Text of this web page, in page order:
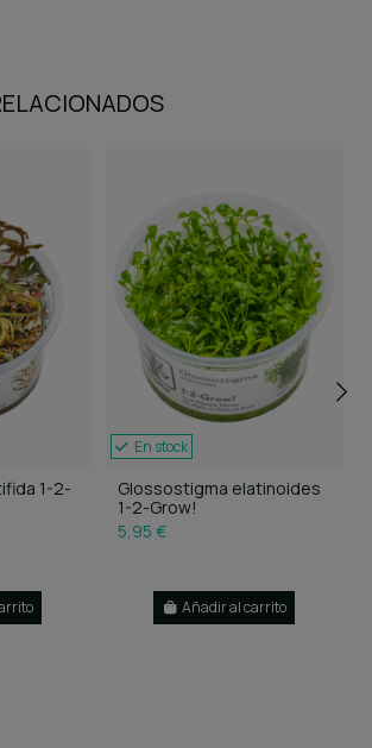
1-2-
En stock
Glossostigma elatinoides
1-2-Grow!
5,95 €
Añadir al carrito